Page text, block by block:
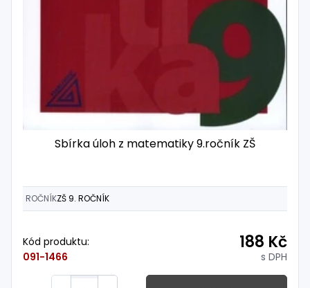
Sbírka úloh z matematiky 9.ročník ZŠ
ROČNÍKZŠ 9. ROČNÍK
Kód produktu:
091-1466
188 Kč
s DPH